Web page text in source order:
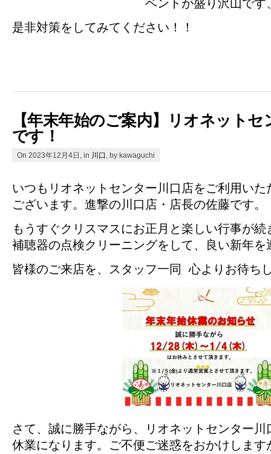
ベントが盛り沢山です
是非対策をしてみてください！！
【年末年始のご案内】リオネット
です！
On 2023年12月4日, in 川口 , by kawaguchi
いつもリオネットセンター川口店をご利用い
ございます。進撃の川口店・店長の佐藤です。
もうすぐクリスマスにお正月と楽しい行事が
補聴器の点検クリーニングをして、良い新年を
皆様のご来店を、スタッフ一同 心よりお待ち
さて、誠に勝手ながら、リオネットセンター
休業になります。ご不便ご迷惑をおかけしま